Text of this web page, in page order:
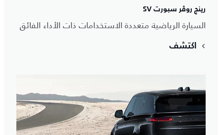
رينج روڤر سبورت SV
السيارة الرياضية متعددة الاستخدامات ذات الأداء الفائق
اكتشف